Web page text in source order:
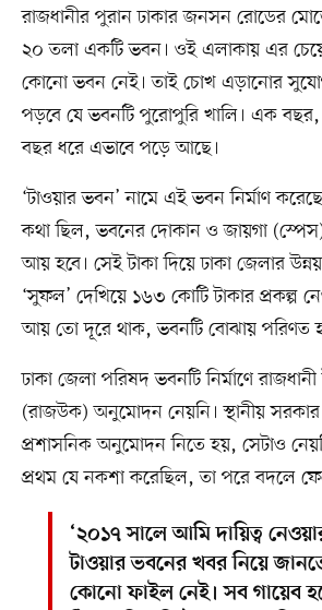
রাজধানীর পুরান ঢাকার জনসন রোডের
২০ তলা একটি ভবন। ওই এলাকায় এর
কোনো ভবন নেই। তাই চোখ এড়ানোর
পড়বে যে ভবনটি পুরোপুরি খালি। এক
বছর ধরে এভাবে পড়ে আছে।
‘টাওয়ার ভবন’ নামে এই ভবন নির্মাণ
কথা ছিল, ভবনের দোকান ও জায়গা
আয় হবে। সেই টাকা দিয়ে ঢাকা জেলার
‘সুফল’ দেখিয়ে ১৬৩ কোটি টাকার প্রকল্প
আয় তো দূরে থাক, ভবনটি বোঝায় পরিণত
ঢাকা জেলা পরিষদ ভবনটি নির্মাণে
(রাজউক) অনুমোদন নেয়নি। স্থানীয় সরকার
প্রশাসনিক অনুমোদন নিতে হয়, সেটাও
প্রথম যে নকশা করেছিল, তা পরে বদলে
‘২০১৭ সালে আমি দায়িত্ব
টাওয়ার ভবনের খবর নিয়ে
কোনো ফাইল নেই। সব গায়েব